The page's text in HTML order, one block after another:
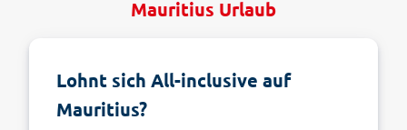
Mauritius Urlaub
Lohnt sich All-inclusive auf
Mauritius?